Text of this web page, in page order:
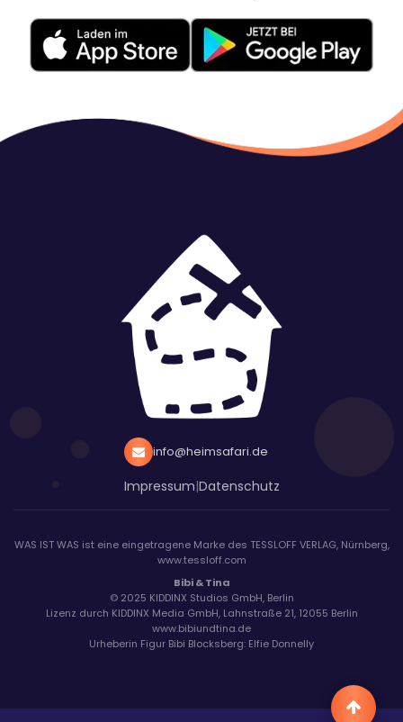
info@heimsafari.de
Impressum|Datenschutz
WAS IST WAS ist eine eingetragene Marke des TESSLOFF VERLAG, Nürnberg,
www.tessloff.com
Bibi & Tina
© 2025 KIDDINX Studios GmbH, Berlin
Lizenz durch KIDDINX Media GmbH, Lahnstraße 21, 12055 Berlin
www.bibiundtina.de
Urheberin Figur Bibi Blocksberg: Elfie Donnelly